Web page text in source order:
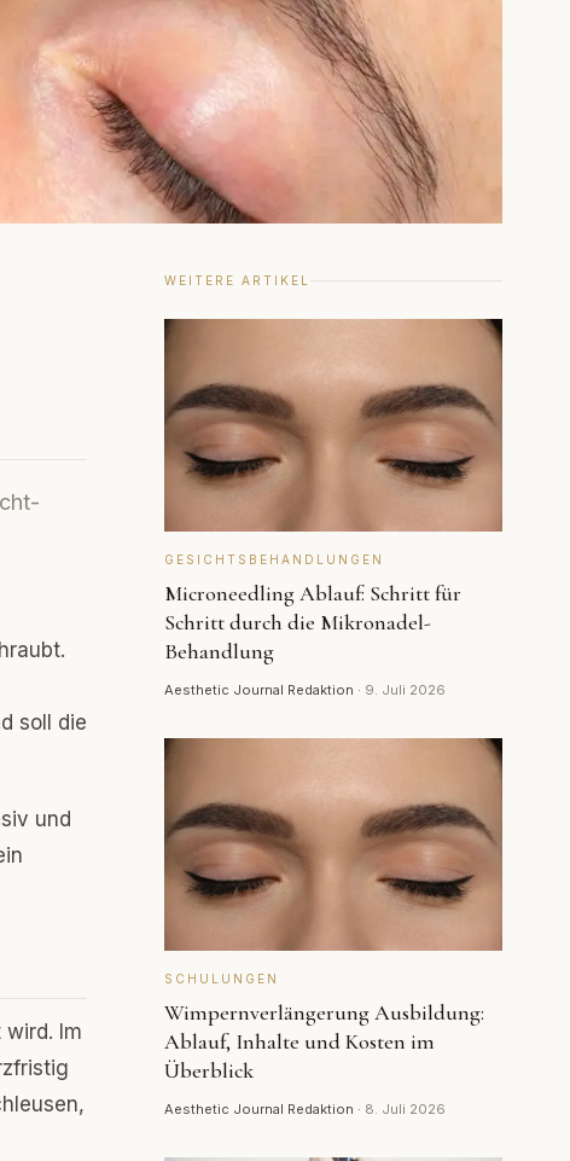
soll die
und
Im
WEITERE ARTIKEL
GESICHTSBEHANDLUNGEN
Microneedling Ablauf: Schritt für
Schritt durch die Mikronadel-
Behandlung
Aesthetic Journal Redaktion · 9. Juli 2026
SCHULUNGEN
Wimpernverlängerung Ausbildung:
Ablauf, Inhalte und Kosten im
Überblick
Aesthetic Journal Redaktion · 8. Juli 2026